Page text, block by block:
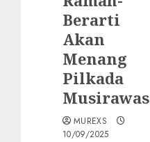
Berarti
Akan
Menang
Pilkada
Musirawas
MUREXS
10/09/2025